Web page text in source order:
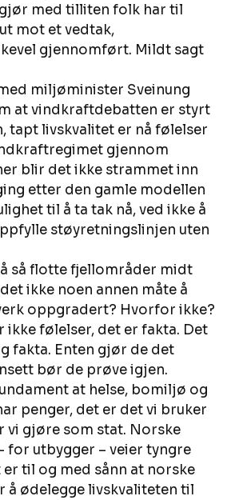
med tilliten folk har til
mot et vedtak,
gjennomført. Mildt sagt
miljøminister Sveinung
at vindkraftdebatten er styrt
tapt livskvalitet er nå følelser
gjennom
blir det ikke strammet inn
etter den gamle modellen
til å ta tak nå, ved ikke å
støyretningslinjen uten
så flotte fjellområder midt
ikke noen annen måte å
oppgradert? Hvorfor ikke?
følelser, det er fakta. Det
fakta. Enten gjør de det
bør de prøve igjen.
at helse, bomiljø og
penger, det er det vi bruker
vi gjøre som stat. Norske
for utbygger – veier tyngre
til og med sånn at norske
ødelegge livskvaliteten til